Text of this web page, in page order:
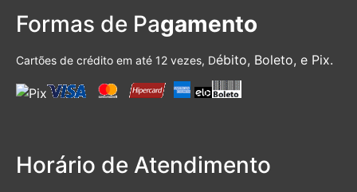
Formas de Pagamento
Cartões de crédito em até 12 vezes, Débito, Boleto, e Pix.
Horário de Atendimento